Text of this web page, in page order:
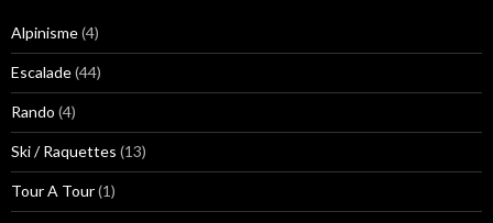
Alpinisme(4)
Escalade(44)
Rando (4)
Ski / Raquettes (13)
Tour A Tour(1)